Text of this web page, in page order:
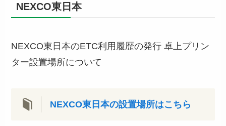
NEXCO東日本
NEXCO東日本のETC利用履歴の発行 卓上プリン
ター設置場所について
NEXCO東日本の設置場所はこちら